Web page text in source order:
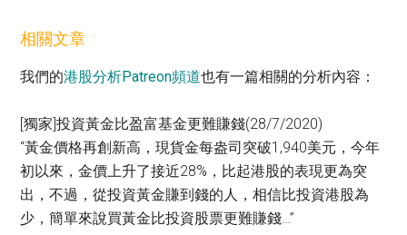
相關文章
我們的港股分析Patreon頻道也有一篇相關的分析內容：
[獨家]投資黃金比盈富基金更難賺錢(28/7/2020)
“黃金價格再創新高，現貨金每盎司突破1,940美元，今年
初以來，金價上升了接近28%，比起港股的表現更為突
出，不過，從投資黃金賺到錢的人，相信比投資港股為
少，簡單來說買黃金比投資股票更難賺錢…”